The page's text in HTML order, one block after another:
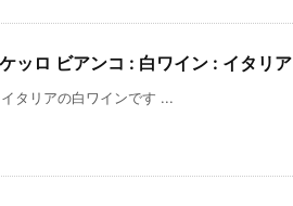
ロ ビアンコ : 白ワイン : イタリア
タリアの白ワインです ...